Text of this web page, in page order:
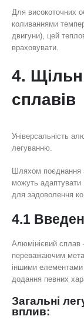
Для високоточних
коливаннями
двигуни), цей
враховувати.
4.
сплавів
Універсальність
легуванню.
Шляхом поєднання
можуть адаптувати
для задоволення
4.1
Алюмінієвий сплав
переважаючим
іншими
додання певних
Загальні
вплив: